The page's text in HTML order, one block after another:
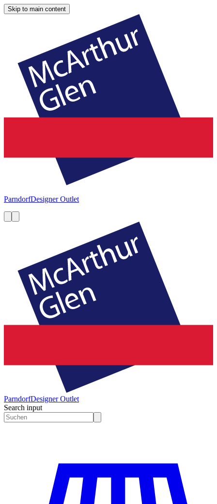
Skip to main content
ParndorfDesigner Outlet
ParndorfDesigner Outlet
Search input